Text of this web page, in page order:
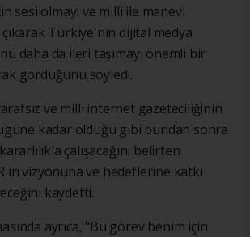
sesi olmayı ve milli ile manevi
Türkiye'nin dijital medya
daha da ileri taşımayı önemli bir
gördüğünü söyledi.
ve milli internet gazeteciliğinin
kadar olduğu gibi bundan sonra
çalışacağını belirten
vizyonuna ve hedeflerine katkı
kaydetti.
ayrıca, "Bu görev benim için